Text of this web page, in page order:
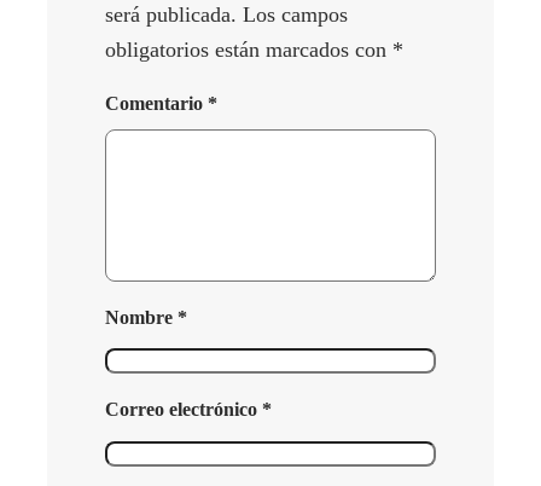
será publicada. Los campos
obligatorios están marcados con *
Comentario *
Nombre *
Correo electrónico *